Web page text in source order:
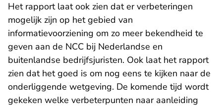
Het rapport laat ook zien dat er verbeteringen
mogelijk zijn op het gebied van
informatievoorziening om zo meer bekendheid te
geven aan de NCC bij Nederlandse en
buitenlandse bedrijfsjuristen. Ook laat het rapport
zien dat het goed is om nog eens te kijken naar de
onderliggende wetgeving. De komende tijd wordt
gekeken welke verbeterpunten naar aanleiding